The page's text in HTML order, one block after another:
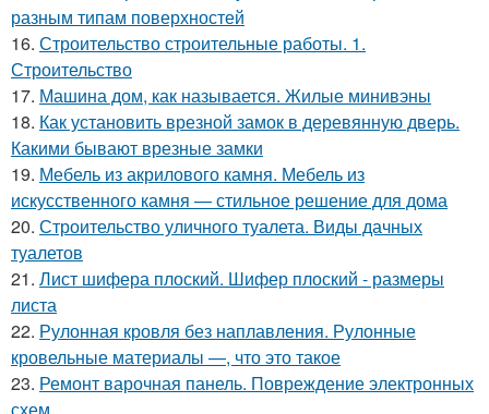
разным типам поверхностей
16. Строительство строительные работы. 1.
Строительство
17. Машина дом, как называется. Жилые минивэны
18. Как установить врезной замок в деревянную дверь.
Какими бывают врезные замки
19. Мебель из акрилового камня. Мебель из
искусственного камня — стильное решение для дома
20. Строительство уличного туалета. Виды дачных
туалетов
21. Лист шифера плоский. Шифер плоский - размеры
листа
22. Рулонная кровля без наплавления. Рулонные
кровельные материалы —, что это такое
23. Ремонт варочная панель. Повреждение электронных